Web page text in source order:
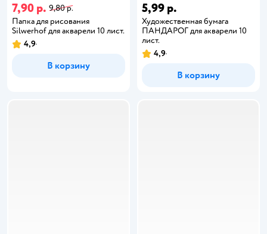
7,90 р. 9,80 р.
Папка для рисования
Silwerhof для акварели 10 лист.
4,9
В корзину
5,99 р.
Художественная бумага
ПАНДАРОГ для акварели 10
лист.
4,9
В корзину